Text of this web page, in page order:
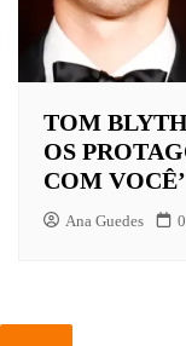
TOM
OS
COM VOCÊ’
Ana Guedes